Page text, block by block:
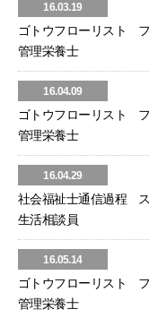
16.03.19
ゴトウフローリスト
管理栄養士
16.04.09
ゴトウフローリスト
管理栄養士
16.04.29
社会福祉士通信過程
生活相談員
16.05.14
ゴトウフローリスト
管理栄養士